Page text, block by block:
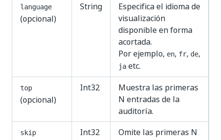
language
(opcional)
String
Especifica el idioma de
visualización
disponible en forma
acortada.
Por ejemplo, en, fr, de,
ja etc.
top
(opcional)
Int32
Muestra las primeras
N entradas de la
auditoría.
skip Int32
Omite las primeras N